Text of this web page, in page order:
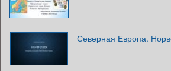
Северная Европа.